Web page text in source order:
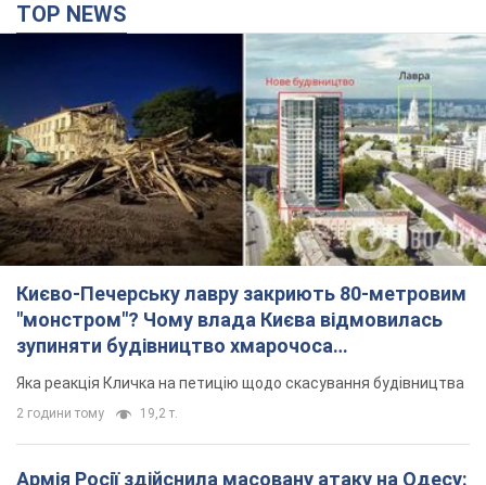
TOP NEWS
Києво-Печерську лавру закриють 80-метровим
"монстром"? Чому влада Києва відмовилась
зупиняти будівництво хмарочоса
"московського вірянина"
Яка реакція Кличка на петицію щодо скасування будівництва
2 години тому 19,2 т.
Армія Росії здійснила масовану атаку на Одесу: